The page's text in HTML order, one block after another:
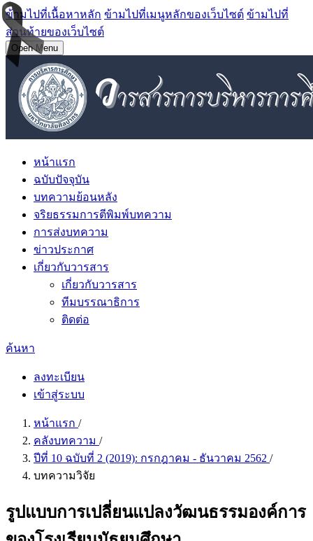
ข้ามไปที่เนื้อหาหลัก ข้ามไปที่เมนูหลักของเว็บไซต์ ข้ามไปที่
ส่วนท้ายของเว็บไซต์
Open Menu
หน้าแรก
ฉบับปัจจุบัน
บทความย้อนหลัง
จริยธรรมการตีพิมพ์บทความ
การส่งบทความ
ข่าวประกาศ
เกี่ยวกับวารสาร
เกี่ยวกับวารสาร
ทีมบรรณาธิการ
ติดต่อ
ค้นหา
ลงทะเบียน
เข้าสู่ระบบ
หน้าแรก /
คลังบทความ /
ปีที่ 10 ฉบับที่ 2 (2019): กรกฎาคม - ธันวาคม 2562 /
บทความวิจัย
รูปแบบการเปลี่ยนแปลงวัฒนธรรมองค์การ